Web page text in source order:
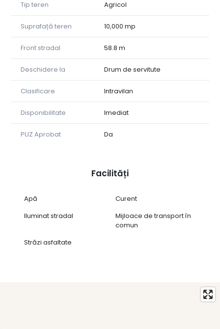
• Suprafață: 10.000 mp
• Regim: intravilan
• Acces: drum de acces asigurat
• Comision 0% pentru cumpărător
Proprietatea se vinde prin intermediul Tower Imob.
Pentru mai multe informații sau pentru programarea
Tip teren Agricol
Suprafață teren 10,000 mp
Front stradal 58.8 m
Deschidere la Drum de servitute
Clasificare Intravilan
Disponibilitate Imediat
PUZ Aprobat Da
Facilități
Apă
Curent
Iluminat stradal
Mijloace de transport în
comun
Străzi asfaltate